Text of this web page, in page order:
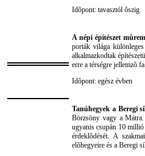
Idõpont: tavasztól õszig
A népi építészet
porták világa
alkalmazkodtak
erre a térségre jellemzõ
Idõpont: egész évben
Tanúhegyek a Beregi
Börzsöny vagy a
ugyanis csupán 10
érdeklõdését. A
elõhegyeire és a Beregi